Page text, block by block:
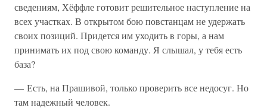
сведениям, Хёффле готовит решительное наступление на
всех участках. В открытом бою повстанцам не удержать
своих позиций. Придется им уходить в горы, а нам
принимать их под свою команду. Я слышал, у тебя есть
база?
— Есть, на Прашивой, только проверить все недосуг. Но
там надежный человек.